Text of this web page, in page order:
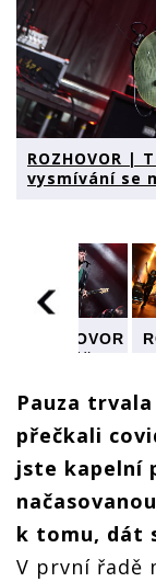
ROZHOVOR |
vysmívání se
ROZHOVOR
| Tomáš
(Imodium):
vysmívání
se mladé
generaci,
že nic
Pauza
přečkali
jste kapelní
k tomu, dát
V první řadě